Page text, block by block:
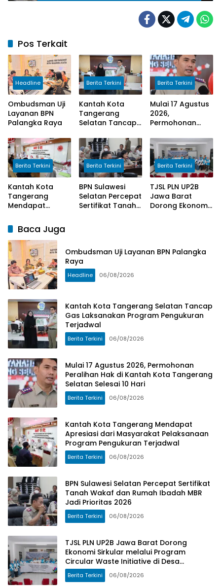
Pos Terkait
Headline
Ombudsman Uji
Layanan BPN
Palangka Raya
Berita Terkini
Kantah Kota
Tangerang
Selatan Tancap
Program
Pengukuran
Terjadwal
Berita Terkini
Mulai 17 Agustus
2026,
Permohonan
Kantah Kota
Tangerang
Selatan Selesai
10 Hari
Berita Terkini
Kantah Kota
Tangerang
Mendapat
Masyarakat
Pelaksanaan
Program
Pengukuran
Terjadwal
Berita Terkini
BPN Sulawesi
Selatan Percepat
Sertifikat Tanah
Berita Terkini
TJSL PLN UP2B
Jawa Barat
Dorong Ekonomi
Cangkuang
Baca Juga
Ombudsman Uji Layanan BPN Palangka
Raya
Headline 06/08/2026
Kantah Kota Tangerang Selatan Tancap
Gas Laksanakan Program Pengukuran
Terjadwal
Berita Terkini 06/08/2026
Mulai 17 Agustus 2026, Permohonan
Peralihan Hak di Kantah Kota Tangerang
Selatan Selesai 10 Hari
Berita Terkini 06/08/2026
Kantah Kota Tangerang Mendapat
Apresiasi dari Masyarakat Pelaksanaan
Program Pengukuran Terjadwal
Berita Terkini 06/08/2026
BPN Sulawesi Selatan Percepat Sertifikat
Tanah Wakaf dan Rumah Ibadah MBR
Jadi Prioritas 2026
Berita Terkini 06/08/2026
TJSL PLN UP2B Jawa Barat Dorong
Ekonomi Sirkular melalui Program
Circular Waste Initiative di Desa
Cangkuang Wetan
Berita Terkini 06/08/2026